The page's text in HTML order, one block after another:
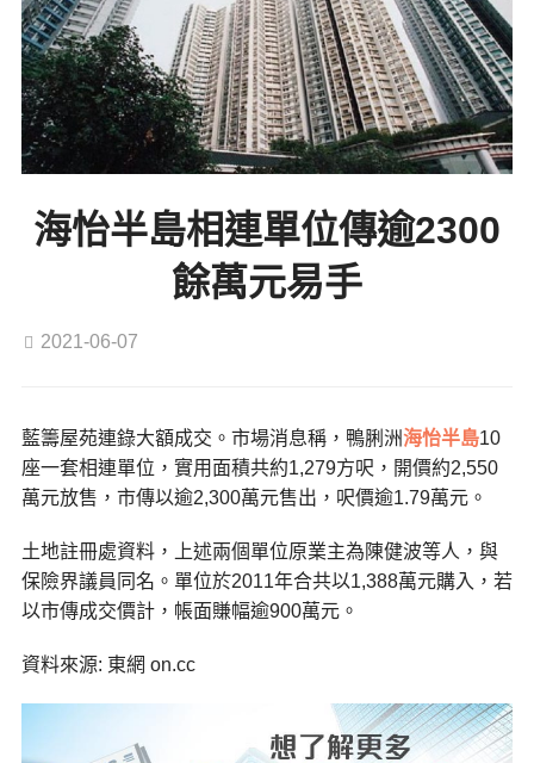
海怡半島相連單位傳逾2300
餘萬元易手
2021-06-07
藍籌屋苑連錄大額成交。市場消息稱，鴨脷洲海怡半島10
座一套相連單位，實用面積共約1,279方呎，開價約2,550
萬元放售，市傳以逾2,300萬元售出，呎價逾1.79萬元。
土地註冊處資料，上述兩個單位原業主為陳健波等人，與
保險界議員同名。單位於2011年合共以1,388萬元購入，若
以市傳成交價計，帳面賺幅逾900萬元。
資料來源: 東網 on.cc